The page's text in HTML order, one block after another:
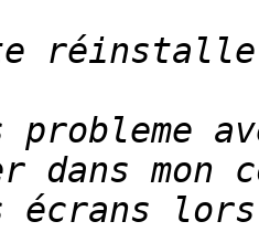
écrans